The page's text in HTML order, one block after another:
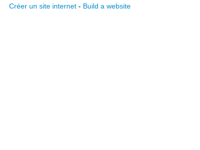
Créer un site internet - Build a website